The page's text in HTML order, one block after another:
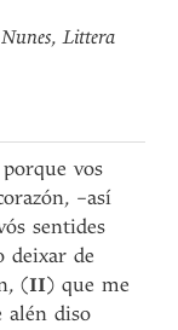
Nunes,Littera
vos
–así
sentides
deixar de
(II) que me
alén diso